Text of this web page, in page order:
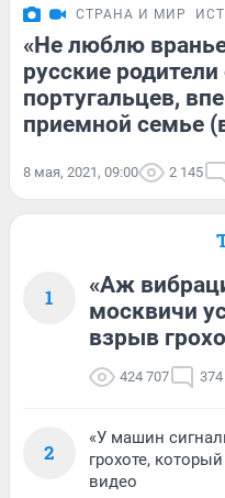
СТРАНА И МИР
«Не люблю
русские
португальцев,
приемной семье
8 мая, 2021, 09:00 2 145
1
«Аж
москвичи
взрыв
424 707 374
2
«У машин
грохоте,
видео